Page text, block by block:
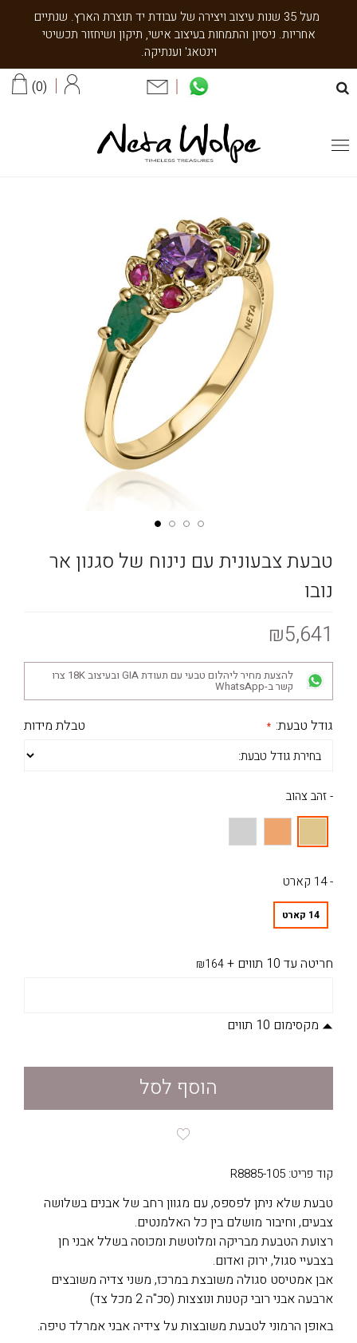
מעל 35 שנות עיצוב ויצירה של עבודת יד תוצרת הארץ. שנתיים
אחריות. ניסיון והתמחות בעיצוב אישי, תיקון ושיחזור תכשיטי
וינטאג' וענתיקה.
0
טבעת צבעונית עם נינוח של סגנון אר
נובו
₪5,641
להצעת מחיר ליהלום טבעי עם תעודת GIA ובעיצוב 18K צרו
קשר ב-WhatsApp
טבלת מידות גודל טבעת:
- זהב צהוב
- 14 קארט
14 קארט
חריטה עד 10 תווים +
₪164
מקסימום 10 תווים
הוסף לסל
קוד פריט: R8885-105
טבעת שלא ניתן לפספס, עם מגוון רחב של אבנים בשלושה
צבעים, וחיבור מושלם בין כל האלמנטים.
רצועת הטבעת מבריקה ומלוטשת ומכוסה בשלל אבני חן
בצבעיי סגול, ירוק ואדום.
אבן אמטיסט סגולה משובצת במרכז, משני צדיה משובצים
ארבעה אבני רובי קטנות ונוצצות (סכ"ה 2 מכל צד)
באופן הרמוני לטבעת משובצות על צידיה אבני אמרלד טיפה.